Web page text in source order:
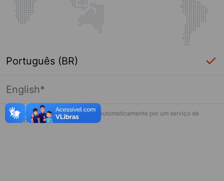
Página indisponível
Desculpe, algo deu errado. Faça login
Português (BR)
English*
* Esses idiomas serão traduzidos automaticamente por um serviço de
terceiros.